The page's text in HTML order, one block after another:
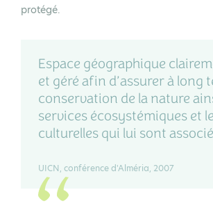
protégé.
Espace géographique
et géré afin d’assurer à long
conservation de la nature
services écosystémiques et
culturelles qui lui sont
UICN, conférence d'Alméria, 2007